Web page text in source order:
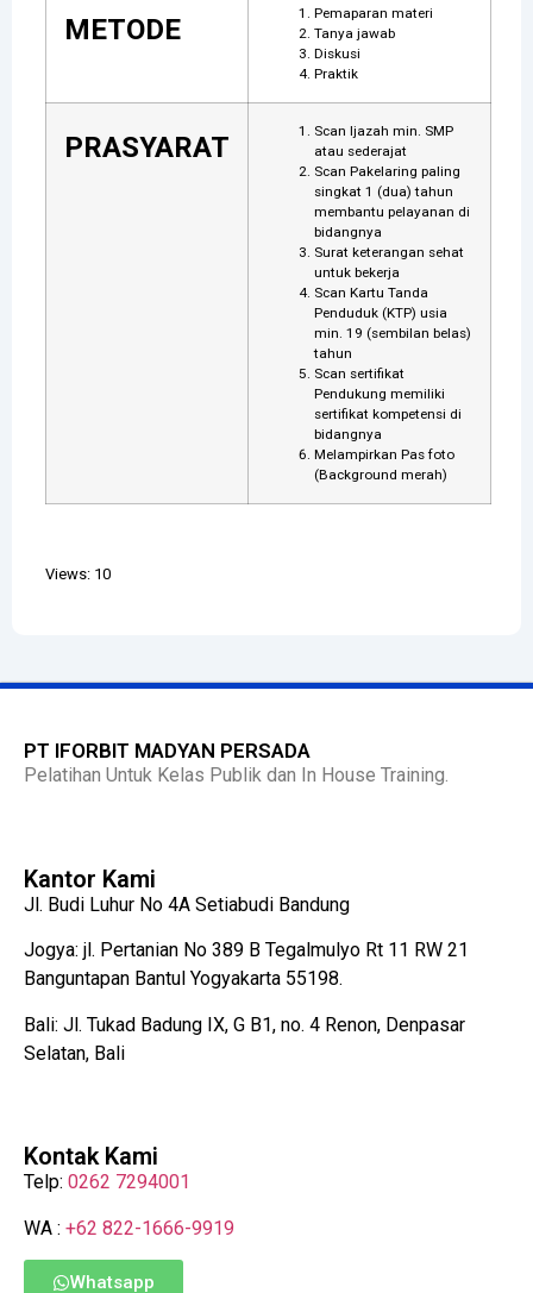
METODE
Pemaparan materi
Tanya jawab
Diskusi
Praktik
PRASYARAT
Scan Ijazah min. SMP
atau sederajat
Scan Pakelaring paling
singkat 1 (dua) tahun
membantu pelayanan di
bidangnya
Surat keterangan sehat
untuk bekerja
Scan Kartu Tanda
Penduduk (KTP) usia
min. 19 (sembilan belas)
tahun
Scan sertifikat
Pendukung memiliki
sertifikat kompetensi di
bidangnya
Melampirkan Pas foto
(Background merah)
Views: 10
PT IFORBIT MADYAN PERSADA
Pelatihan Untuk Kelas Publik dan In House Training.
Kantor Kami
Jl. Budi Luhur No 4A Setiabudi Bandung
Jogya: jl. Pertanian No 389 B Tegalmulyo Rt 11 RW 21
Banguntapan Bantul Yogyakarta 55198.
Bali: Jl. Tukad Badung IX, G B1, no. 4 Renon, Denpasar
Selatan, Bali
Kontak Kami
Telp: 0262 7294001
WA : +62 822-1666-9919
Whatsapp